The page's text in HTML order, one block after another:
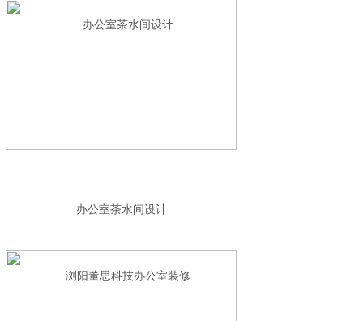
办公室茶水间设计